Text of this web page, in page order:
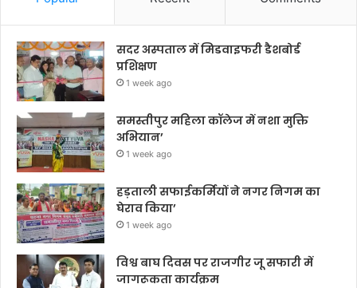
सदर अस्पताल में मिडवाइफरी डैशबोर्ड
प्रशिक्षण
1 week ago
समस्तीपुर महिला कॉलेज में नशा मुक्ति
अभियान’
1 week ago
हड़ताली सफाईकर्मियों ने नगर निगम का
घेराव किया’
1 week ago
विश्व बाघ दिवस पर राजगीर जू सफारी में
जागरूकता कार्यक्रम